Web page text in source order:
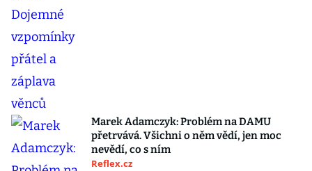
Marek Adamczyk: Problém na DAMU
přetrvává. Všichni o něm vědí, jen moc
nevědí, co s ním
Reflex.cz